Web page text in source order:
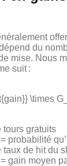
du
mise. Nous
suit :
\times
tours gratuits
probabilité
taux de hit du
gain moyen